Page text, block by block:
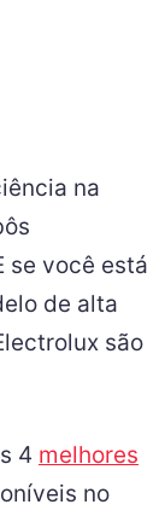
na
se você está
de alta
são
4 melhores
no